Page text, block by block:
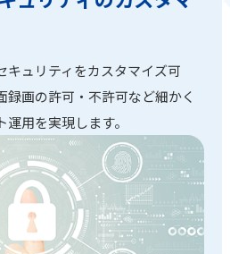
キュリティをカスタマイズ可
画の許可・不許可など細かく
用を実現します。